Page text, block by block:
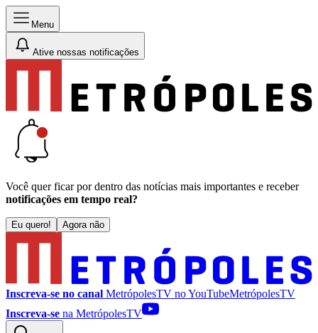
Menu
Ative nossas notificações
Você quer ficar por dentro das notícias mais importantes e receber
notificações em tempo real?
Eu quero! Agora não
Inscreva-se no canal MetrópolesTV noYouTubeMetrópolesTV
Inscreva-se na MetrópolesTV